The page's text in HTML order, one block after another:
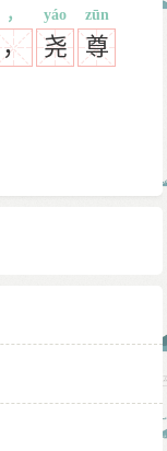
，
，
尧
yáo
尊
zūn